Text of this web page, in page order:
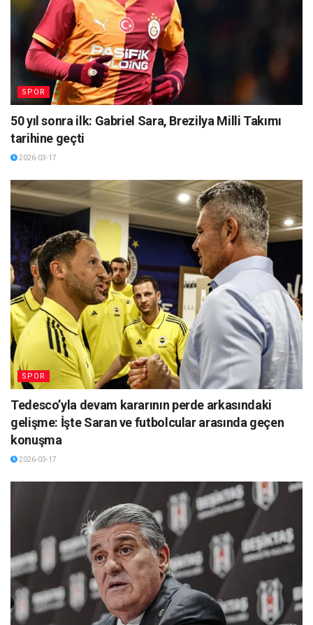
SPOR
50 yıl sonra ilk: Gabriel Sara, Brezilya Milli Takımı
tarihine geçti
2026-03-17
SPOR
Tedesco’yla devam kararının perde arkasındaki
gelişme: İşte Saran ve futbolcular arasında geçen
konuşma
2026-03-17